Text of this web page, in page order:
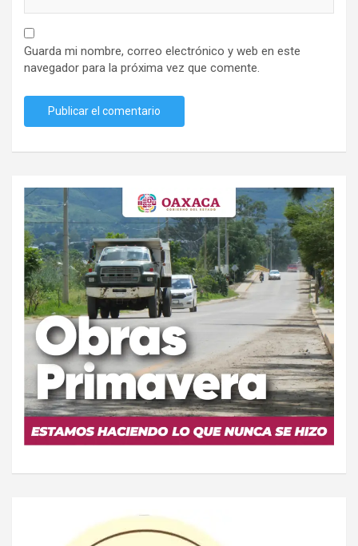
Guarda mi nombre, correo electrónico y web en este
navegador para la próxima vez que comente.